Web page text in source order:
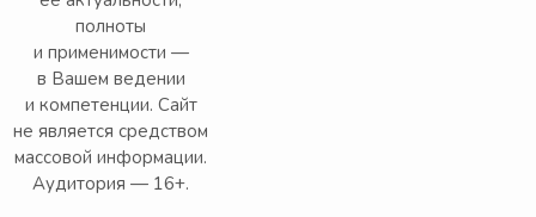
полноты
и применимости —
в Вашем ведении
и компетенции. Сайт
не является средством
массовой информации.
Аудитория — 16+.